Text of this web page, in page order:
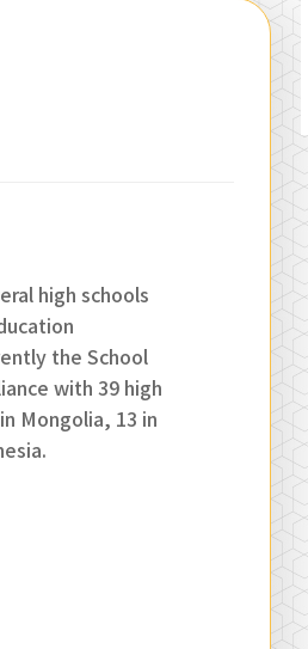
high schools
the School
with 39 high
Mongolia, 13 in